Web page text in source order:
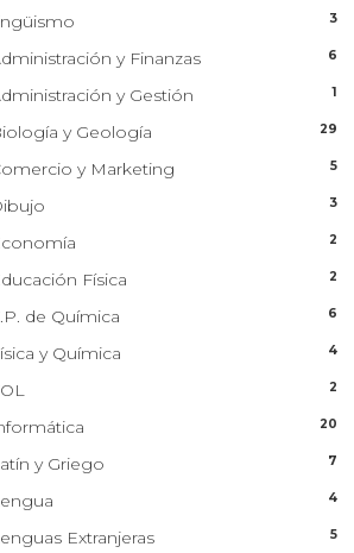
3
y Finanzas 6
y Gestión 1
y Geología 29
y Marketing 5
3
2
Física 2
de Química 6
y Química 4
2
20
y Griego 7
4
Extranjeras 5